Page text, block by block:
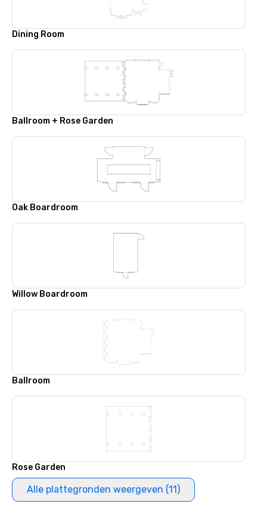
Dining Room
Ballroom + Rose Garden
Oak Boardroom
Willow Boardroom
Ballroom
Rose Garden
Alle plattegronden weergeven (11)